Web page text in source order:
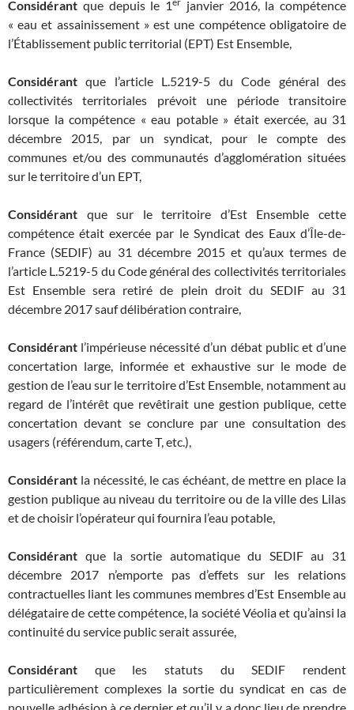
Considérant que depuis le 1
janvier 2016, la compétence
« eau et assainissement » est une compétence obligatoire de
l’Établissement public territorial (EPT) Est Ensemble,
Considérant que l’article L.5219-5 du Code général des
collectivités territoriales prévoit une période transitoire
lorsque la compétence « eau potable » était exercée, au 31
décembre 2015, par un syndicat, pour le compte des
communes et/ou des communautés d’agglomération situées
sur le territoire d’un EPT,
Considérant que sur le territoire d’Est Ensemble cette
compétence était exercée par le Syndicat des Eaux d’Île-de-
France (SEDIF) au 31 décembre 2015 et qu’aux termes de
l’article L.5219-5 du Code général des collectivités territoriales
Est Ensemble sera retiré de plein droit du SEDIF au 31
décembre 2017 sauf délibération contraire,
Considérant l’impérieuse nécessité d’un débat public et d’une
concertation large, informée et exhaustive sur le mode de
gestion de l’eau sur le territoire d’Est Ensemble, notamment au
regard de l’intérêt que revêtirait une gestion publique, cette
concertation devant se conclure par une consultation des
usagers (référendum, carte T, etc.),
Considérant la nécessité, le cas échéant, de mettre en place la
gestion publique au niveau du territoire ou de la ville des Lilas
et de choisir l’opérateur qui fournira l’eau potable,
Considérant que la sortie automatique du SEDIF au 31
décembre 2017 n’emporte pas d’effets sur les relations
contractuelles liant les communes membres d’Est Ensemble au
délégataire de cette compétence, la société Véolia et qu’ainsi la
continuité du service public serait assurée,
Considérant que les statuts du SEDIF rendent
particulièrement complexes la sortie du syndicat en cas de